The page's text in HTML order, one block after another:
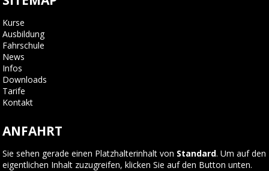
Kurse
Ausbildung
Fahrschule
News
Infos
Downloads
Tarife
Kontakt
ANFAHRT
Sie sehen gerade einen Platzhalterinhalt von Standard. Um auf den
eigentlichen Inhalt zuzugreifen, klicken Sie auf den Button unten.